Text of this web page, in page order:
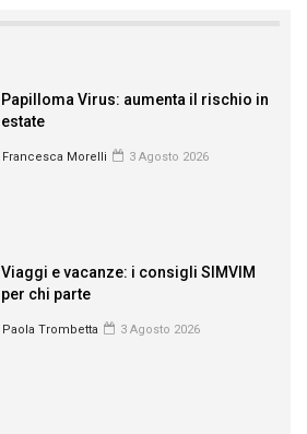
Papilloma Virus: aumenta il rischio in
estate
Francesca Morelli 3 Agosto 2026
Viaggi e vacanze: i consigli SIMVIM
per chi parte
Paola Trombetta 3 Agosto 2026